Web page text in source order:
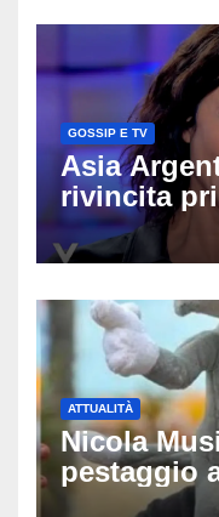
GOSSIP E TV
Asia
rivincita
carriera:
ATTUALITÀ
Nicola
pestaggio
quattro